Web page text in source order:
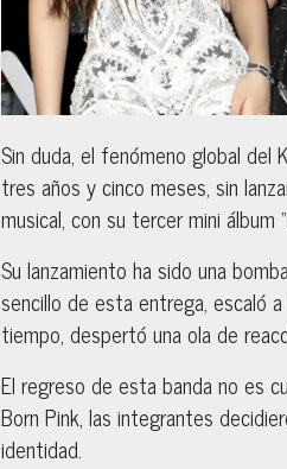
Sin duda, el fenómeno global del
tres años y cinco meses, sin
musical, con su tercer mini álbum
Su lanzamiento ha sido una
sencillo de esta entrega, escaló
tiempo, despertó una ola de
El regreso de esta banda no es
Born Pink, las integrantes
identidad.